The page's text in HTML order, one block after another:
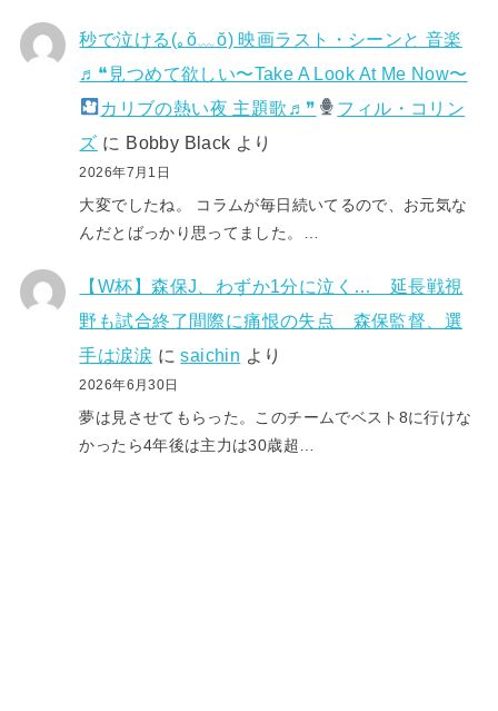
秒で泣ける(⁠｡⁠ŏ⁠﹏⁠ŏ⁠) 映画ラスト・シーンと 音楽
♬❝見つめて欲しい〜Take A Look At Me Now〜
カリブの熱い夜 主題歌♬❞
フィル・コリン
ズ に Bobby Black より
2026年7月1日
大変でしたね。 コラムが毎日続いてるので、お元気な
んだとばっかり思ってました。…
【W杯】森保J、わずか1分に泣く… 延長戦視
野も試合終了間際に痛恨の失点 森保監督、選
手は涙涙 にsaichin より
2026年6月30日
夢は見させてもらった。このチームでベスト8に行けな
かったら4年後は主力は30歳超…